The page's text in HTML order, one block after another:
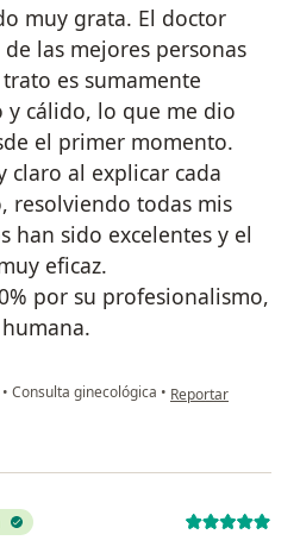
muy grata. El doctor
las mejores personas
es sumamente
cálido, lo que me dio
el primer momento.
claro al explicar cada
resolviendo todas mis
han sido excelentes y el
eficaz.
por su profesionalismo,
• Consulta ginecológica • en opinión del
Reportar